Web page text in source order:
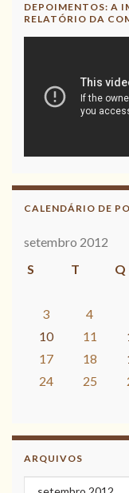
DEPOIMENTOS: A
RELATÓRIO DA
CALENDÁRIO DE
setembro 2012
S
T Q
3
4
10
11
17
18
24
25
ARQUIVOS
Arquivos